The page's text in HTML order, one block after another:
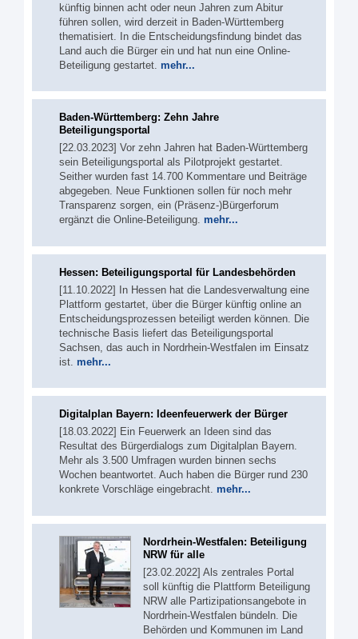
künftig binnen acht oder neun Jahren zum Abitur
führen sollen, wird derzeit in Baden-Württemberg
thematisiert. In die Entscheidungsfindung bindet das
Land auch die Bürger ein und hat nun eine Online-
Beteiligung gestartet. mehr...
Baden-Württemberg: Zehn Jahre
Beteiligungsportal
[22.03.2023] Vor zehn Jahren hat Baden-Württemberg
sein Beteiligungsportal als Pilotprojekt gestartet.
Seither wurden fast 14.700 Kommentare und Beiträge
abgegeben. Neue Funktionen sollen für noch mehr
Transparenz sorgen, ein (Präsenz-)Bürgerforum
ergänzt die Online-Beteiligung. mehr...
Hessen: Beteiligungsportal für Landesbehörden
[11.10.2022] In Hessen hat die Landesverwaltung eine
Plattform gestartet, über die Bürger künftig online an
Entscheidungsprozessen beteiligt werden können. Die
technische Basis liefert das Beteiligungsportal
Sachsen, das auch in Nordrhein-Westfalen im Einsatz
ist. mehr...
Digitalplan Bayern: Ideenfeuerwerk der Bürger
[18.03.2022] Ein Feuerwerk an Ideen sind das
Resultat des Bürgerdialogs zum Digitalplan Bayern.
Mehr als 3.500 Umfragen wurden binnen sechs
Wochen beantwortet. Auch haben die Bürger rund 230
konkrete Vorschläge eingebracht. mehr...
Nordrhein-Westfalen: Beteiligung
NRW für alle
[23.02.2022] Als zentrales Portal
soll künftig die Plattform Beteiligung
NRW alle Partizipationsangebote in
Nordrhein-Westfalen bündeln. Die
Behörden und Kommunen im Land